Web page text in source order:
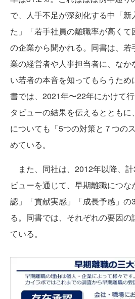
で、人手不足が深刻化する中「新
た」「若手社員の離職率が高くて
の企業から聞かれる。同書は、若
業の経営者や人事担当者に、なか
い若者の本音を知ってもらうた
書では、2021年〜22年にかけて
タビューの結果を伝えるととも
についても「5つの対策と７つの
めている。
また、同社は、2012年以降、
ビューを通じて、早期離職につ
認」「貢献実感」「成長予感」の
る。同書では、それぞれの要因
ている。